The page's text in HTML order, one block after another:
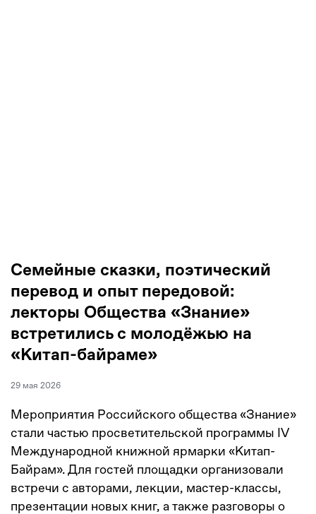
Семейные сказки, поэтический
перевод и опыт передовой:
лекторы Общества «Знание»
встретились с молодёжью на
«Китап-байраме»
29 мая 2026
Мероприятия Российского общества «Знание»
стали частью просветительской программы IV
Международной книжной ярмарки «Китап-
Байрам». Для гостей площадки организовали
встречи с авторами, лекции, мастер-классы,
презентации новых книг, а также разговоры о